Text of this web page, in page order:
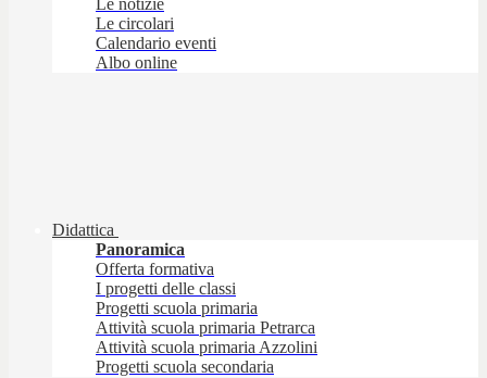
Le notizie
Le circolari
Calendario eventi
Albo online
Didattica
Panoramica
Offerta formativa
I progetti delle classi
Progetti scuola primaria
Attività scuola primaria Petrarca
Attività scuola primaria Azzolini
Progetti scuola secondaria